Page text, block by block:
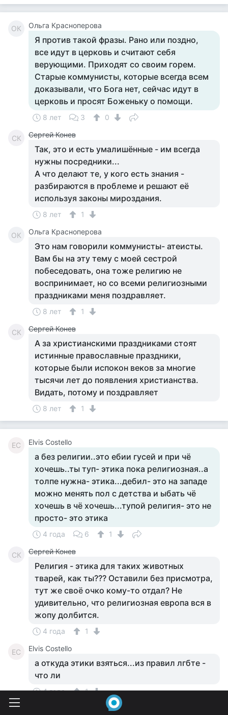
ОК Ольга Красноперова
Я против такой фразы. Рано или поздно,
все идут в церковь и считают себя
верующими. Приходят со своим горем.
Старые коммунисты, которые всегда всем
доказывали, что Бога нет, сейчас идут в
церковь и просят Боженьку о помощи.
8 лет 3 0
СК Сергей Конев
Так, это и есть умалишённые - им всегда
нужны посредники...
А что делают те, у кого есть знания -
разбираются в проблеме и решают её
используя законы мироздания.
8 лет 1
ОК Ольга Красноперова
Это нам говорили коммунисты- атеисты.
Вам бы на эту тему с моей сестрой
побеседовать, она тоже религию не
воспринимает, но со всеми религиозными
праздниками меня поздравляет.
8 лет 1
СК Сергей Конев
А за христианскими праздниками стоят
истинные православные праздники,
которые были испокон веков за многие
тысячи лет до появления христианства.
Видать, потому и поздравляет
8 лет 1
EC Elvis Costello
а без религии..это ебии гусей и при чё
хочешь..ты туп- этика пока религиозная..а
толпе нужна- этика...дебил- это на западе
можно менять пол с детства и ыбать чё
хочешь в чё хочешь...тупой религия- это не
просто- это этика
4 года 6 1
СК Сергей Конев
Религия - этика для таких животных
тварей, как ты??? Оставили без присмотра,
тут же своё очко кому-то отдал? Не
удивительно, что религиозная европа вся в
жопу долбится.
4 года 1
EC Elvis Costello
а откуда этики взяться...из правил лгбте -
что ли
4 года 1